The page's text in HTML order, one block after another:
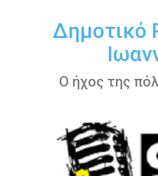
περιεχόμενοΔημοτικό
Ο ήχος της